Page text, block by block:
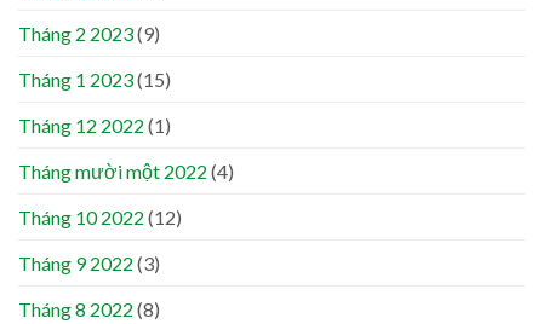
Tháng 2 2023(9)
Tháng 1 2023(15)
Tháng 12 2022 (1)
Tháng mười một 2022 (4)
Tháng 10 2022 (12)
Tháng 9 2022 (3)
Tháng 8 2022 (8)